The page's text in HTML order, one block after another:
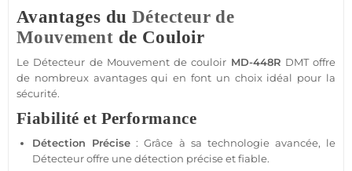
Avantages du Détecteur de
Mouvement de Couloir
Le Détecteur de Mouvementde couloir MD-448R DMT offre
de nombreux avantages qui en font un choix idéal pour la
sécurité.
Fiabilité et Performance
Détection Précise : Grâce à sa technologie avancée, le
Détecteuroffre une détection précise etfiable.